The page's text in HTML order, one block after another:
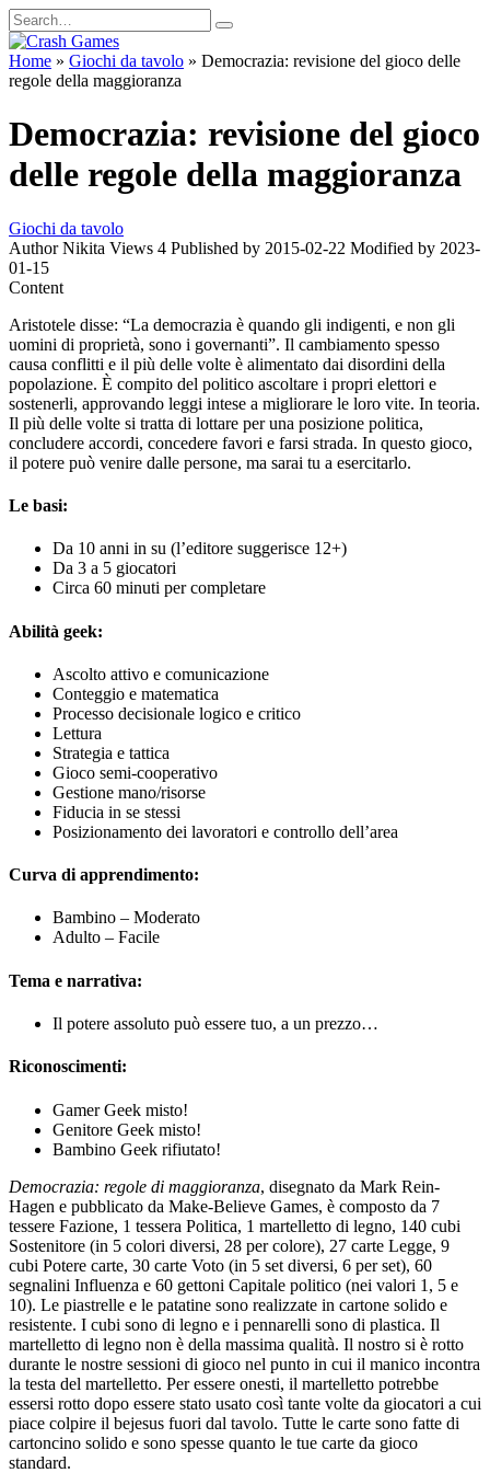
Skip
to
content
Search
for:
Home » Giochi da tavolo » Democrazia: revisione del gioco delle
regole della maggioranza
Democrazia: revisione del gioco
delle regole della maggioranza
Giochi da tavolo
Author Nikita Views 4 Published by 2015-02-22 Modified by 2023-
01-15
Content
Aristotele disse: “La democrazia è quando gli indigenti, e non gli
uomini di proprietà, sono i governanti”. Il cambiamento spesso
causa conflitti e il più delle volte è alimentato dai disordini della
popolazione. È compito del politico ascoltare i propri elettori e
sostenerli, approvando leggi intese a migliorare le loro vite. In teoria.
Il più delle volte si tratta di lottare per una posizione politica,
concludere accordi, concedere favori e farsi strada. In questo gioco,
il potere può venire dalle persone, ma sarai tu a esercitarlo.
Le basi:
Da 10 anni in su (l’editore suggerisce 12+)
Da 3 a 5 giocatori
Circa 60 minuti per completare
Abilità geek:
Ascolto attivo e comunicazione
Conteggio e matematica
Processo decisionale logico e critico
Lettura
Strategia e tattica
Gioco semi-cooperativo
Gestione mano/risorse
Fiducia in se stessi
Posizionamento dei lavoratori e controllo dell’area
Curva di apprendimento:
Bambino – Moderato
Adulto – Facile
Tema e narrativa:
Il potere assoluto può essere tuo, a un prezzo…
Riconoscimenti:
Gamer Geek misto!
Genitore Geek misto!
Bambino Geek rifiutato!
Democrazia: regole di maggioranza, disegnato da Mark Rein-
Hagen e pubblicato da Make-Believe Games, è composto da 7
tessere Fazione, 1 tessera Politica, 1 martelletto di legno, 140 cubi
Sostenitore (in 5 colori diversi, 28 per colore), 27 carte Legge, 9
cubi Potere carte, 30 carte Voto (in 5 set diversi, 6 per set), 60
segnalini Influenza e 60 gettoni Capitale politico (nei valori 1, 5 e
10). Le piastrelle e le patatine sono realizzate in cartone solido e
resistente. I cubi sono di legno e i pennarelli sono di plastica. Il
martelletto di legno non è della massima qualità. Il nostro si è rotto
durante le nostre sessioni di gioco nel punto in cui il manico incontra
la testa del martelletto. Per essere onesti, il martelletto potrebbe
essersi rotto dopo essere stato usato così tante volte da giocatori a cui
piace colpire il bejesus fuori dal tavolo. Tutte le carte sono fatte di
cartoncino solido e sono spesse quanto le tue carte da gioco
standard.